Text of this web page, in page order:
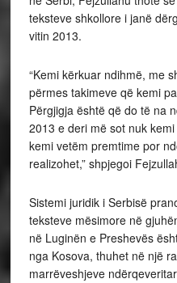
teksteve shkollore i janë
vitin 2013.
“Kemi kërkuar ndihmë, me
përmes takimeve që kemi
Përgjigja është që do të na
2013 e deri më sot nuk
kemi vetëm premtime por
realizohet,” shpjegoi
Sistemi juridik i Serbisë
teksteve mësimore në
në Luginën e Preshevës
nga Kosova, thuhet në një
marrëveshjeve